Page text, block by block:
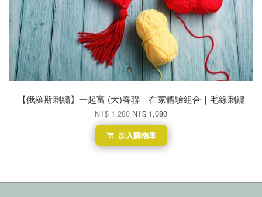
【俄羅斯刺繡】一起富 (大)春聯｜在家體驗組合｜毛線刺繡
NT$ 1,280NT$ 1,080
加入購物車